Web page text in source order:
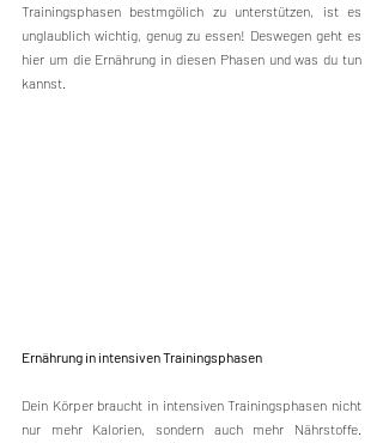
Trainingsphasen bestmgölich zu unterstützen, ist es
unglaublich wichtig, genug zu essen! Deswegen geht es
hier um die Ernährung in diesen Phasen und was du tun
kannst.
Ernährung in intensiven Trainingsphasen
Dein Körper braucht in intensiven Trainingsphasen nicht
nur mehr Kalorien, sondern auch mehr Nährstoffe.